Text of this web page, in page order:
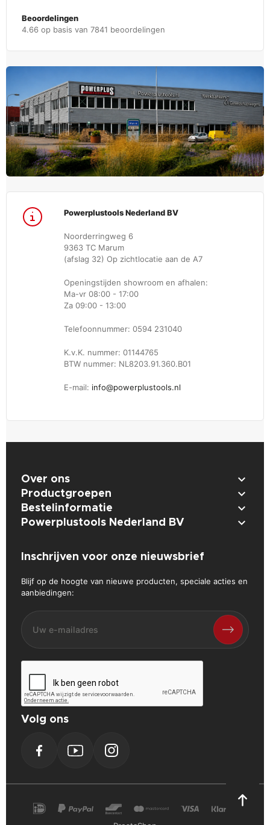
Beoordelingen
4.66 op basis van 7841 beoordelingen
Powerplustools Nederland BV
Noorderringweg 6
9363 TC Marum
(afslag 32) Op zichtlocatie aan de A7
Openingstijden showroom en afhalen:
Ma-vr 08:00 - 17:00
Za 09:00 - 13:00
Telefoonnummer: 0594 231040
K.v.K. nummer: 01144765
BTW nummer: NL8203.91.360.B01
E-mail: info@powerplustools.nl
Over ons 
Productgroepen 
Bestelinformatie 
Powerplustools Nederland BV 
Inschrijven voor onze nieuwsbrief
Blijf op de hoogte van nieuwe producten, speciale acties en
aanbiedingen:
Volg ons